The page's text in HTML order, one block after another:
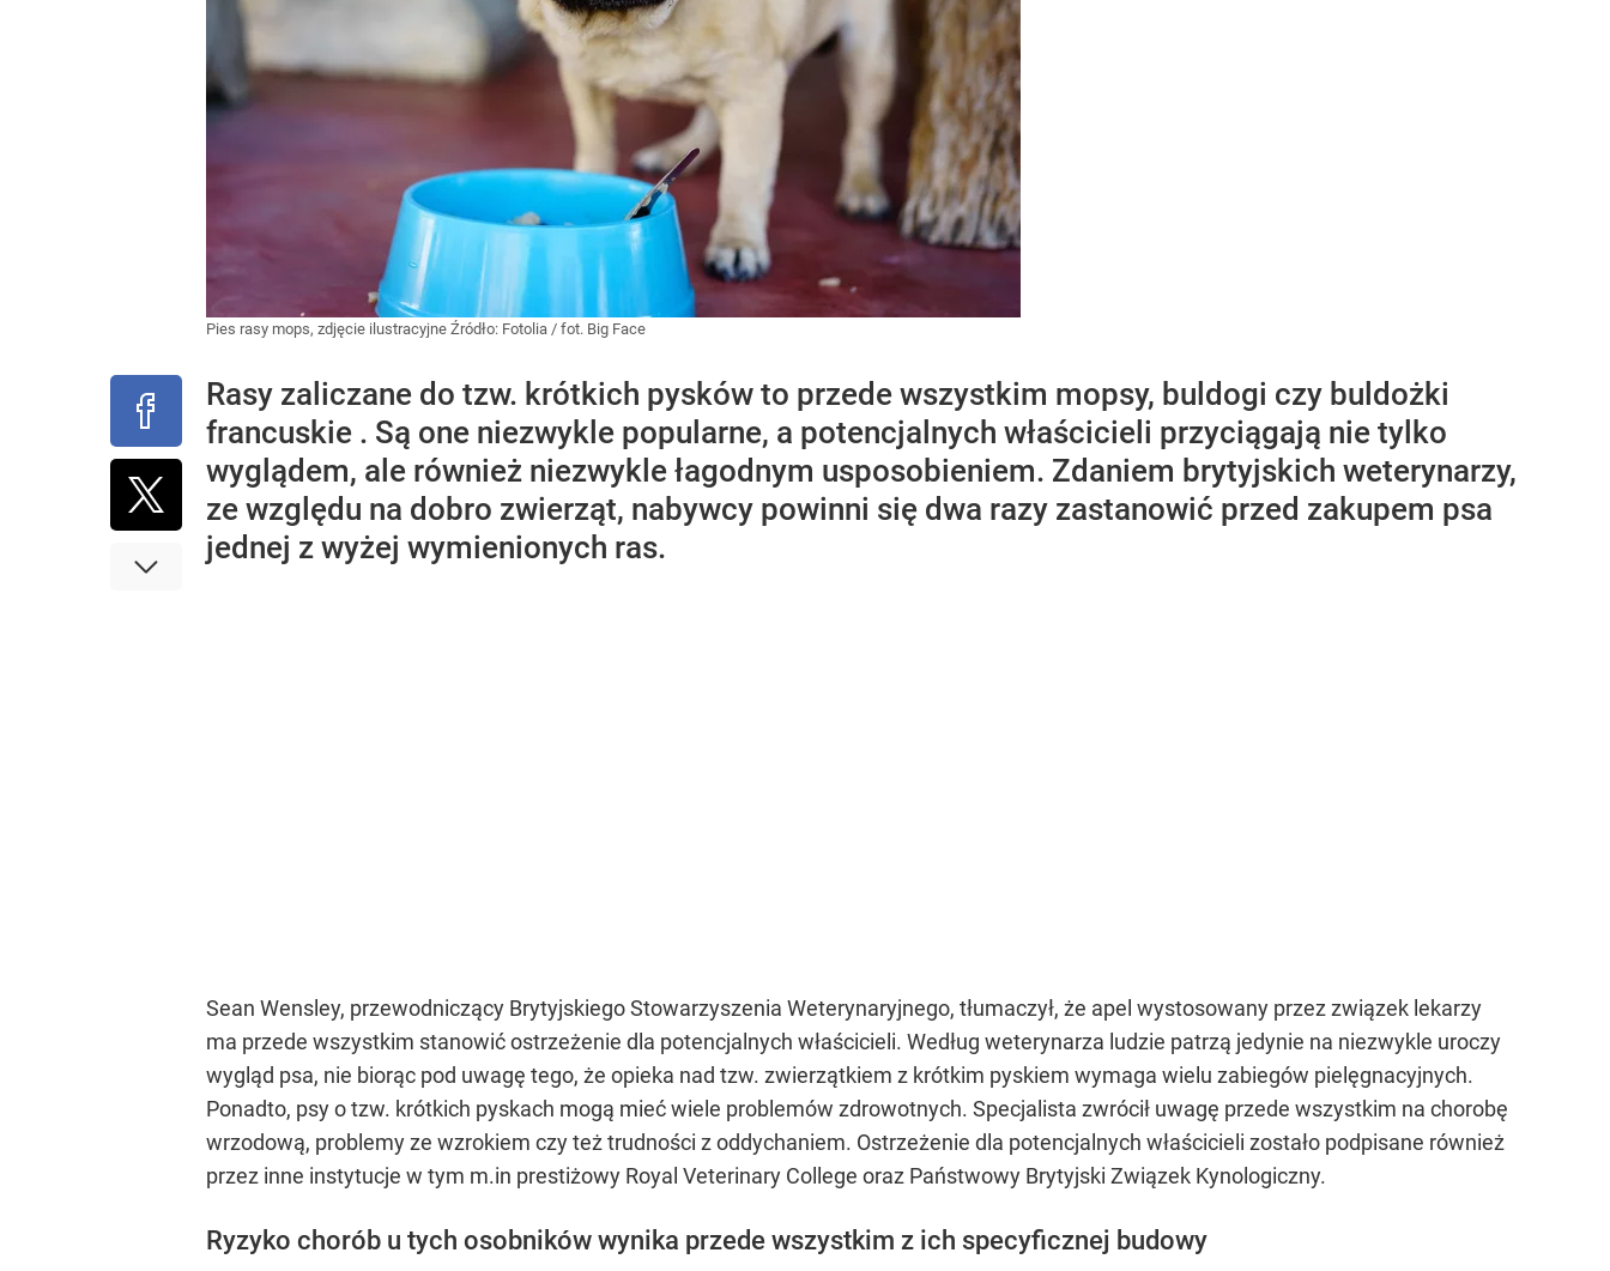
Pies rasy mops, zdjęcie ilustracyjne Źródło: Fotolia / fot. Big Face
Rasy zaliczane do tzw. krótkich pysków to przede wszystkim mopsy, buldogi czy buldożki
francuskie . Są one niezwykle popularne, a potencjalnych właścicieli przyciągają nie tylko
wyglądem, ale również niezwykle łagodnym usposobieniem. Zdaniem brytyjskich weterynarzy,
ze względu na dobro zwierząt, nabywcy powinni się dwa razy zastanowić przed zakupem psa
jednej z wyżej wymienionych ras.
Sean Wensley, przewodniczący Brytyjskiego Stowarzyszenia Weterynaryjnego, tłumaczył, że apel wystosowany przez związek lekarzy
ma przede wszystkim stanowić ostrzeżenie dla potencjalnych właścicieli. Według weterynarza ludzie patrzą jedynie na niezwykle uroczy
wygląd psa, nie biorąc pod uwagę tego, że opieka nad tzw. zwierzątkiem z krótkim pyskiem wymaga wielu zabiegów pielęgnacyjnych.
Ponadto, psy o tzw. krótkich pyskach mogą mieć wiele problemów zdrowotnych. Specjalista zwrócił uwagę przede wszystkim na chorobę
wrzodową, problemy ze wzrokiem czy też trudności z oddychaniem. Ostrzeżenie dla potencjalnych właścicieli zostało podpisane również
przez inne instytucje w tym m.in prestiżowy Royal Veterinary College oraz Państwowy Brytyjski Związek Kynologiczny.
Ryzyko chorób u tych osobników wynika przede wszystkim z ich specyficznej budowy